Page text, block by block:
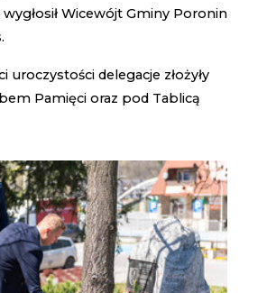
Wicewójt Gminy Poronin
uroczystości delegacje złożyły
Pamięci oraz pod Tablicą